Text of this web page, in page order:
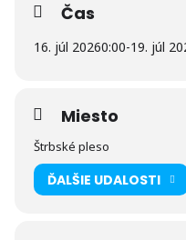
„Realizované s
cestovného ruchu a
Čas
16. júl 20260:00-19. júl
Miesto
Štrbské pleso
ĎALŠIE UDALOSTI